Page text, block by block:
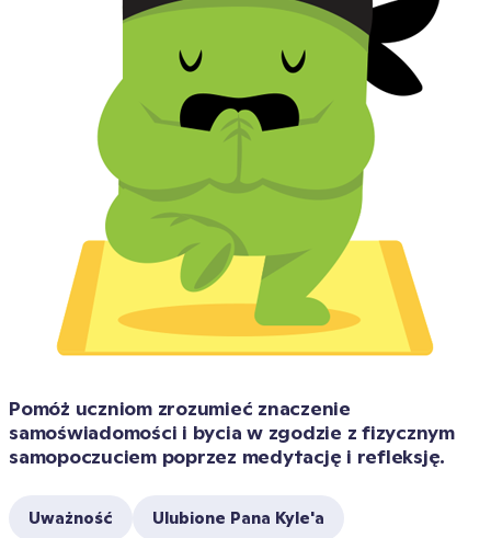
Pomóż uczniom zrozumieć znaczenie
samoświadomości i bycia w zgodzie z fizycznym
samopoczuciem poprzez medytację i refleksję.
Uważność Ulubione Pana Kyle'a